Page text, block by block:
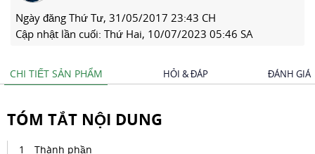
Ngày đăng Thứ Tư, 31/05/2017 23:43 CH
Cập nhật lần cuối: Thứ Hai, 10/07/2023 05:46 SA
CHI TIẾT SẢN PHẨM HỎI & ĐÁP ĐÁNH GIÁ
TÓM TẮT NỘI DUNG
Thành phần